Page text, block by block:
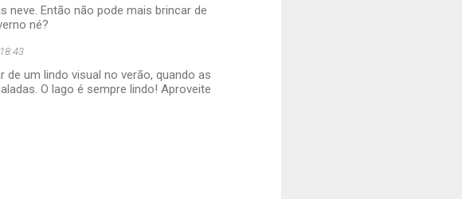
neve. Então não pode mais brincar de
né?
um lindo visual no verão, quando as
O lago é sempre lindo! Aproveite